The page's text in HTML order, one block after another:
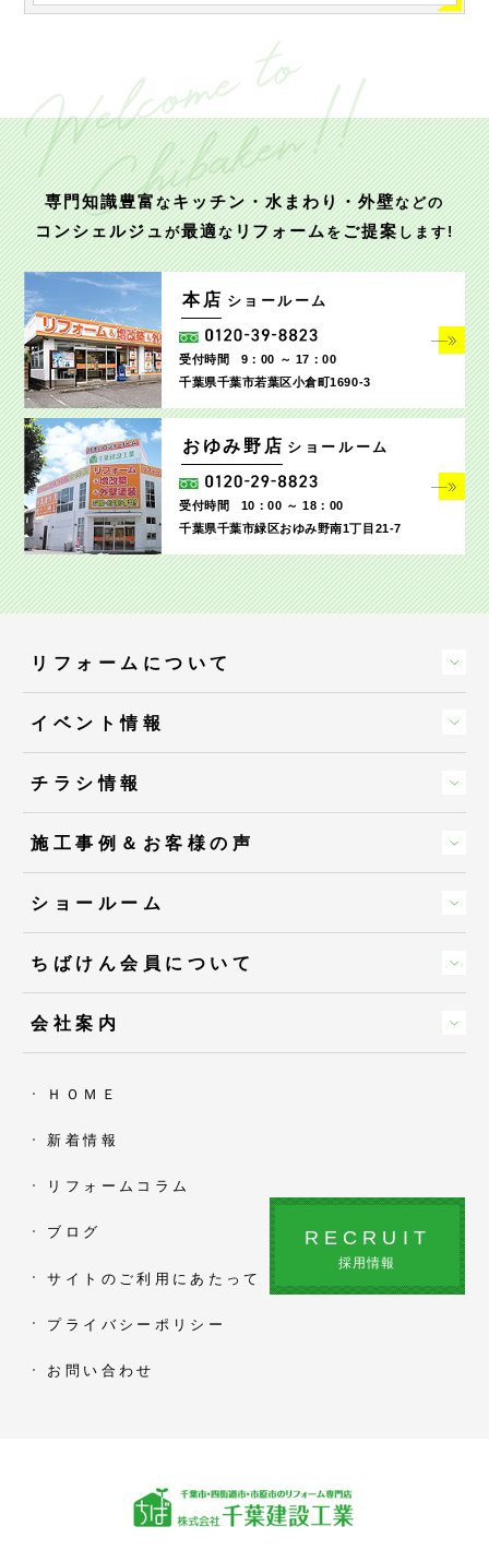
専門知識豊富なキッチン・水まわり・外壁などの
コンシェルジュが最適なリフォームをご提案します!
本店 ショールーム
受付時間
9：00 ～ 17：00
千葉県千葉市若葉区小倉町1690‐3
おゆみ野店 ショールーム
受付時間
10：00 ～ 18：00
千葉県千葉市緑区おゆみ野南1丁目21-7
リフォームについて
イベント情報
チラシ情報
施工事例＆お客様の声
ショールーム
ちばけん会員について
会社案内
ＨＯＭＥ
新着情報
リフォームコラム
ブログ
サイトのご利用にあたって
プライバシーポリシー
お問い合わせ
RECRUIT
採用情報